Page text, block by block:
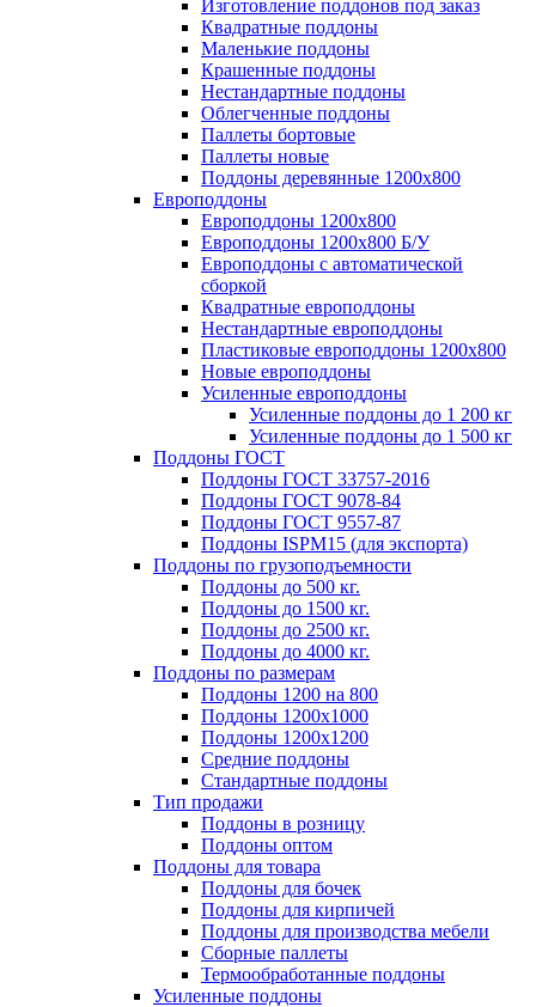
Изготовление поддонов под заказ
Квадратные поддоны
Маленькие поддоны
Крашенные поддоны
Нестандартные поддоны
Облегченные поддоны
Паллеты бортовые
Паллеты новые
Поддоны деревянные 1200х800
Европоддоны
Европоддоны 1200х800
Европоддоны 1200х800 Б/У
Европоддоны с автоматической
сборкой
Квадратные европоддоны
Нестандартные европоддоны
Пластиковые европоддоны 1200х800
Новые европоддоны
Усиленные европоддоны
Усиленные поддоны до 1 200 кг
Усиленные поддоны до 1 500 кг
Поддоны ГОСТ
Поддоны ГОСТ 33757-2016
Поддоны ГОСТ 9078-84
Поддоны ГОСТ 9557-87
Поддоны ISPM15 (для экспорта)
Поддоны по грузоподъемности
Поддоны до 500 кг.
Поддоны до 1500 кг.
Поддоны до 2500 кг.
Поддоны до 4000 кг.
Поддоны по размерам
Поддоны 1200 на 800
Поддоны 1200х1000
Поддоны 1200х1200
Средние поддоны
Стандартные поддоны
Тип продажи
Поддоны в розницу
Поддоны оптом
Поддоны для товара
Поддоны для бочек
Поддоны для кирпичей
Поддоны для производства мебели
Сборные паллеты
Термообработанные поддоны
Усиленные поддоны